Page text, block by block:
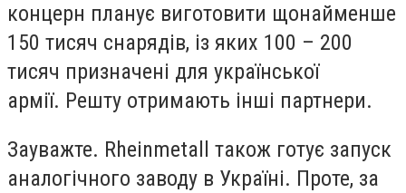
концерн планує виготовити щонайменше
150 тисяч снарядів, із яких 100 – 200
тисяч призначені для української
армії. Решту отримають інші партнери.
Зауважте. Rheinmetall також готує запуск
аналогічного заводу в Україні. Проте, за